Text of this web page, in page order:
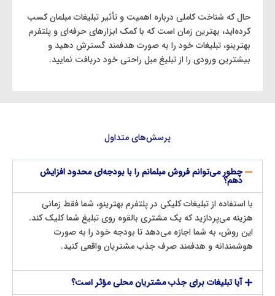
حال که شناخت کاملی درباره اهمیت و تأثیر تبلیغات مبلمان کسب
کرده‌اید، بهترین زمان است که با کمک ابزارهای حرفه‌ای و پلتفرم
بهترینو، تبلیغات خود را به صورت هدفمند گسترش دهید و
بیشترین ورودی را از تبلیغ مبل راحتی خود دریافت نمایید.
پرسش‌های متداول
چطور می‌توانم فروش مبلمانم را با بودجه‌ای محدود افزایش
دهم؟
با استفاده از تبلیغات کلیکی در پلتفرم بهترینو، شما فقط زمانی
هزینه می‌پردازید که یک مشتری بالقوه روی تبلیغ شما کلیک کند.
این روش، به شما اجازه می‌دهد تا بودجه خود را به صورت
هوشمندانه و هدفمند صرف جذب مشتریان واقعی کنید.
آیا تبلیغات برای جذب مشتریان محلی مؤثر است؟